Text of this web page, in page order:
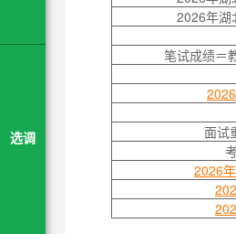
选调
2026年湖
笔试成绩＝
面试
2026